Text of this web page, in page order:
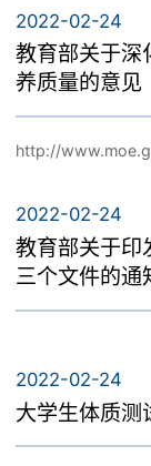
黄龙校区
党群工
体测中
体测项
文件下
2022-02-24
教育部关于深
养质量的意见
http://
2022-02-24
教育部关于印
三个文件的通
2022-02-24
大学生体质测